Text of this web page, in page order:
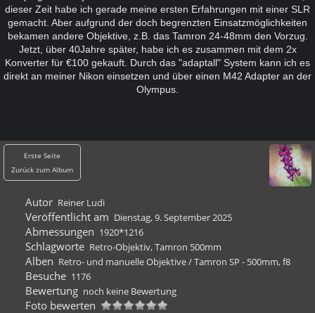
dieser Zeit habe ich gerade meine ersten Erfahrungen mit einer SLR
gemacht. Aber aufgrund der doch begrenzten Einsatzmöglichkeiten
bekamen andere Objektive, z.B. das Tamron 24-48mm den Vorzug.
Jetzt, über 40Jahre später, habe ich es zusammen mit dem 2x
Konverter für €100 gekauft. Durch das "adaptall" System kann ich es
direkt an meiner Nikon einsetzen und über einen M42 Adapter an der
Olympus.
Erste Seite
Zurück zum Album
Autor Reiner Ludi
Veröffentlicht am Dienstag, 9. September 2025
Abmessungen 1920*1216
Schlagworte Retro-Objektiv,Tamron 500mm
Alben Retro- und manuelle Objektive/Tamron SP - 500mm, f8
Besuche 1176
Bewertung noch keine Bewertung
Foto bewerten